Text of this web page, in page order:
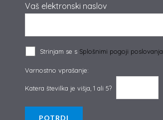
Vaš elektronski naslov
Strinjam se s Splošnimi pogoji poslovanja
Varnostno vprašanje:
Katera številka je višja, 1 ali 5?